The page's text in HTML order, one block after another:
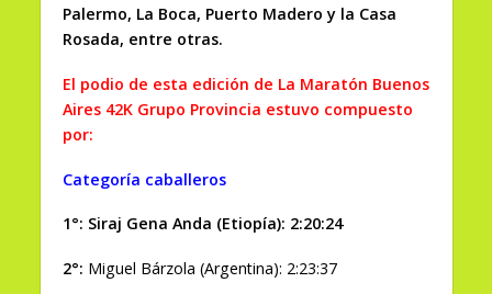
Palermo, La Boca, Puerto Madero y la Casa
Rosada, entre otras.
El podio de esta edición de La Maratón Buenos
Aires 42K Grupo Provincia estuvo compuesto
por:
Categoría caballeros
1°: Siraj Gena Anda (Etiopía): 2:20:24
2°: Miguel Bárzola (Argentina): 2:23:37